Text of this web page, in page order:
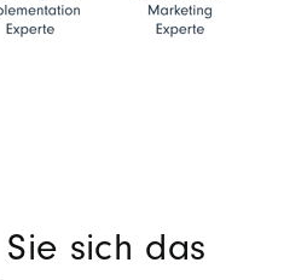
sich das